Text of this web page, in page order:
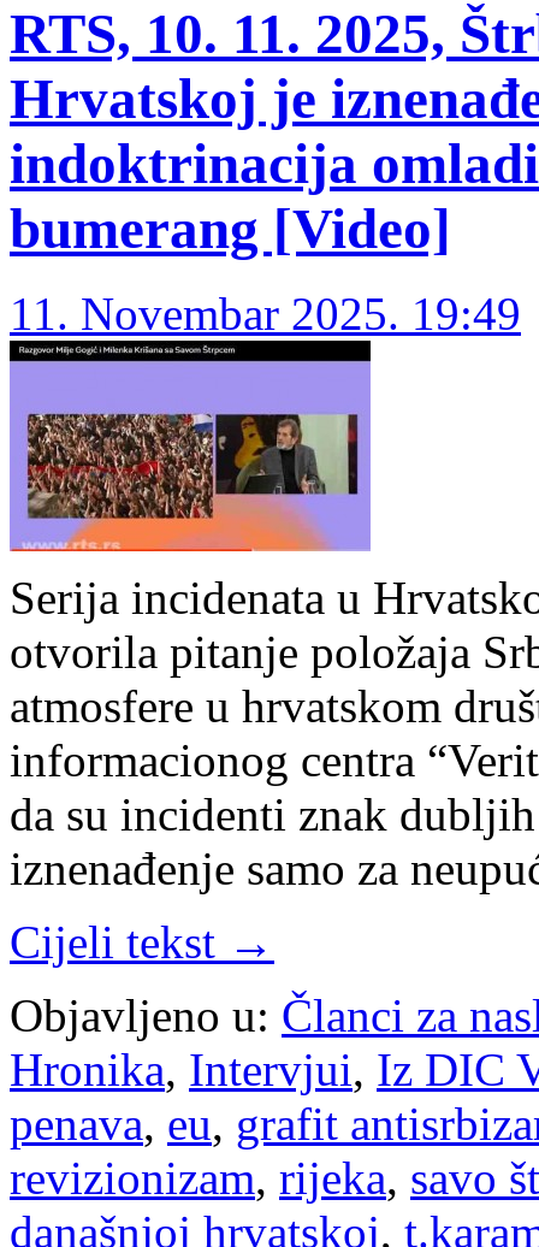
RTS, 10. 11. 2025,
Hrvatskoj je
indoktrinacija
bumerang [Video]
11. Novembar 2025. 19:49
Serija incidenata u
otvorila pitanje položaja
atmosfere u hrvatskom
informacionog centra
da su incidenti znak
iznenađenje samo za
Cijeli tekst →
Objavljeno u: Članci za
Hronika, Intervjui, Iz DIC
penava, eu, grafit
revizionizam, rijeka, savo
današnjoj hrvatskoj,